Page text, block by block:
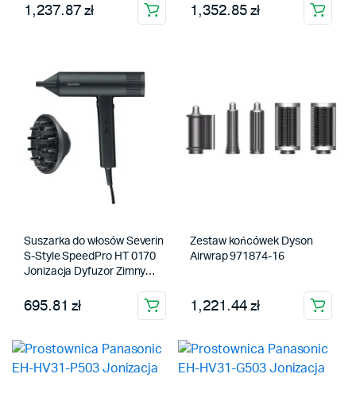
Czarny
1,237.87 zł 1,352.85 zł
Suszarka do włosów Severin
S-Style SpeedPro HT 0170
Jonizacja Dyfuzor Zimny
3 temperatury
695.81 zł
Zestaw końcówek Dyson
Airwrap 971874-16
1,221.44 zł